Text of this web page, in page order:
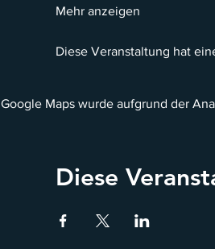
Mehr anzeigen
Diese Veranstaltung hat
Google Maps wurde aufgrund der
Diese